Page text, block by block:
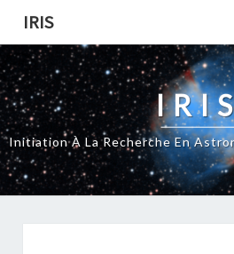
content
IRIS
Initiation À La Recherche En